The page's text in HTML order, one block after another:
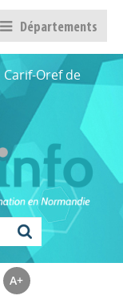
Départements
Oref de
A+